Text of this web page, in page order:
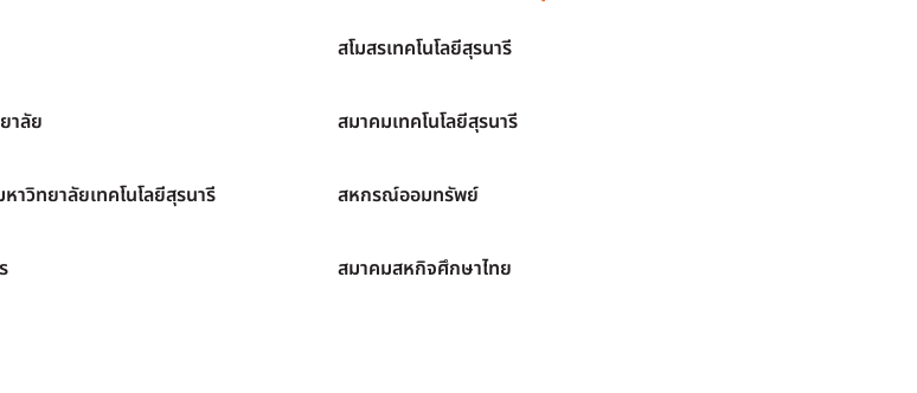
าลัย
าวิทยาลัยเทคโนโลยีสุรนารี
สโมสรเทคโนโลยีสุรนารี
สมาคมเทคโนโลยีสุรนารี
สหกรณ์ออมทรัพย์
สมาคมสหกิจศึกษาไทย